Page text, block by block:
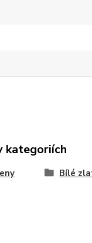
kategoriích
Bílé